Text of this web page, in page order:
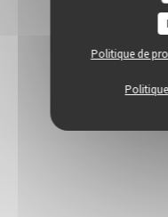
Politique de